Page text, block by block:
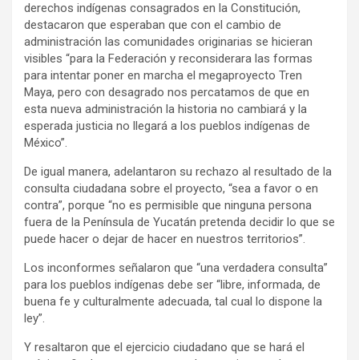
derechos indígenas consagrados en la Constitución,
destacaron que esperaban que con el cambio de
administración las comunidades originarias se hicieran
visibles “para la Federación y reconsiderara las formas
para intentar poner en marcha el megaproyecto Tren
Maya, pero con desagrado nos percatamos de que en
esta nueva administración la historia no cambiará y la
esperada justicia no llegará a los pueblos indígenas de
México”.
De igual manera, adelantaron su rechazo al resultado de la
consulta ciudadana sobre el proyecto, “sea a favor o en
contra”, porque “no es permisible que ninguna persona
fuera de la Península de Yucatán pretenda decidir lo que se
puede hacer o dejar de hacer en nuestros territorios”.
Los inconformes señalaron que “una verdadera consulta”
para los pueblos indígenas debe ser “libre, informada, de
buena fe y culturalmente adecuada, tal cual lo dispone la
ley”.
Y resaltaron que el ejercicio ciudadano que se hará el